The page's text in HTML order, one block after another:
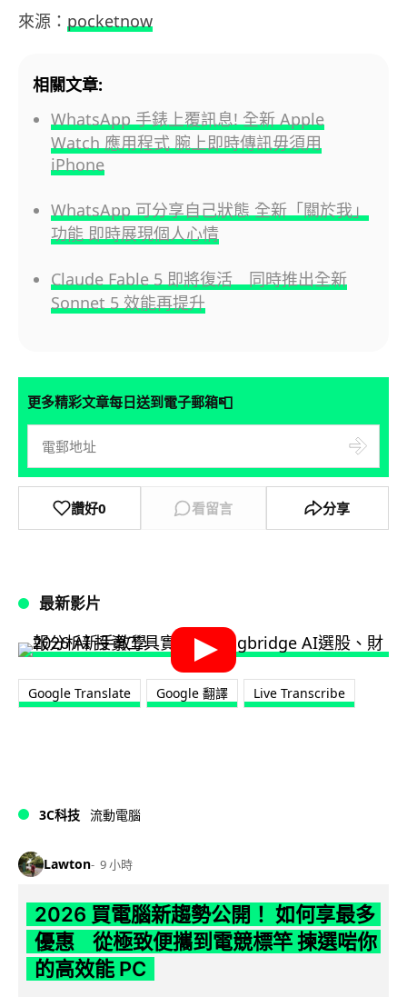
來源： pocketnow
相關文章:
WhatsApp 手錶上覆訊息! 全新 Apple
Watch 應用程式 腕上即時傳訊毋須用
iPhone
WhatsApp 可分享自己狀態 全新「關於我」
功能 即時展現個人心情
Claude Fable 5 即將復活 同時推出全新
Sonnet 5 效能再提升
更多精彩文章每日送到電子郵箱📮
讚好0 看留言 分享
最新影片
Google Translate Google 翻譯 Live Transcribe
3C科技 流動電腦
Lawton 9 小時
2026 買電腦新趨勢公開！ 如何享最多
優惠 從極致便攜到電競標竿 揀選啱你
的高效能 PC